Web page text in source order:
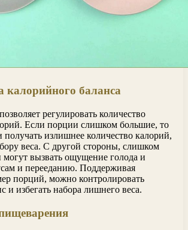
калорийного баланса
регулировать количество
Если порции слишком большие, то
получать излишнее количество калорий,
веса. С другой стороны, слишком
вызвать ощущение голода и
и перееданию. Поддерживая
порций, можно контролировать
и избегать набора лишнего веса.